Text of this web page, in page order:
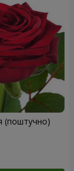
(поштучно)